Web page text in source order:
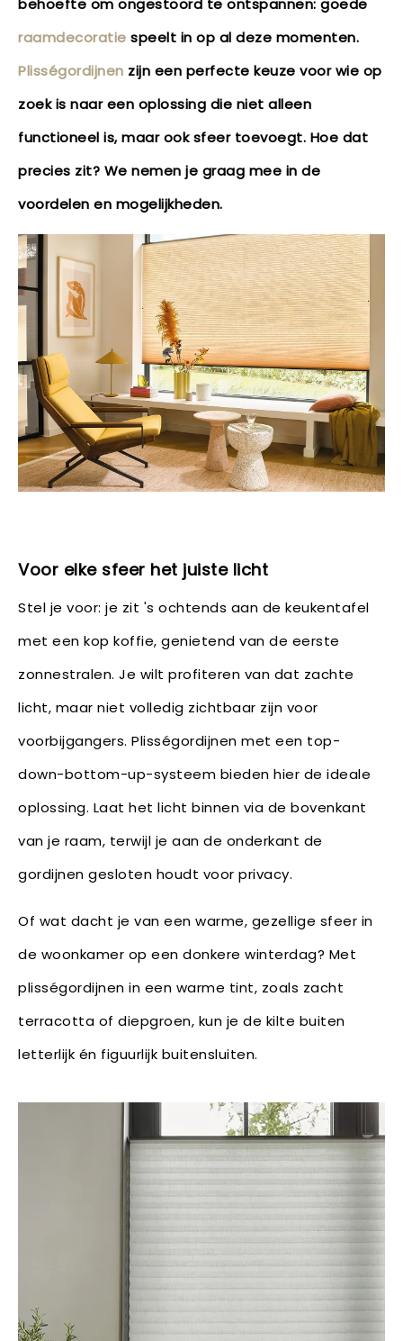
behoefte om ongestoord te ontspannen: goede
raamdecoratie speelt in op al deze momenten.
Plisségordijnen zijn een perfecte keuze voor wie op
zoek is naar een oplossing die niet alleen
functioneel is, maar ook sfeer toevoegt. Hoe dat
precies zit? We nemen je graag mee in de
voordelen en mogelijkheden.
Voor elke sfeer het juiste licht
Stel je voor: je zit 's ochtends aan de keukentafel
met een kop koffie, genietend van de eerste
zonnestralen. Je wilt profiteren van dat zachte
licht, maar niet volledig zichtbaar zijn voor
voorbijgangers. Plisségordijnen met een top-
down-bottom-up-systeem bieden hier de ideale
oplossing. Laat het licht binnen via de bovenkant
van je raam, terwijl je aan de onderkant de
gordijnen gesloten houdt voor privacy.
Of wat dacht je van een warme, gezellige sfeer in
de woonkamer op een donkere winterdag? Met
plisségordijnen in een warme tint, zoals zacht
terracotta of diepgroen, kun je de kilte buiten
letterlijk én figuurlijk buitensluiten.